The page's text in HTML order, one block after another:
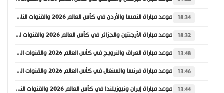
18:34 موعد مباراة النمسا والأردن في كأس العالم 2026 والقنوات الناقلة
18:32 موعد مباراة الأرجنتين والجزائر في كأس العالم 2026 والقنوات الناقلة
13:48 موعد مباراة العراق والنرويج في كأس العالم 2026 والقنوات الناقلة
13:46 موعد مباراة فرنسا والسنغال في كأس العالم 2026 والقنوات الناقلة
13:44 موعد مباراة إيران ونيوزيلندا في كأس العالم 2026 والقنوات الناقلة